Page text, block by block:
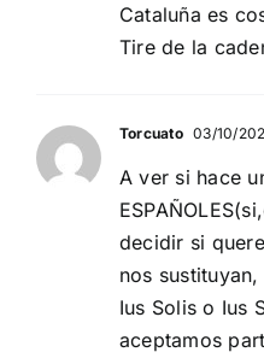
Cataluña es
Tire de la
Torcuato 03/10/
A ver si hace
decidir si
nos
Ius Solis o Ius
aceptamos